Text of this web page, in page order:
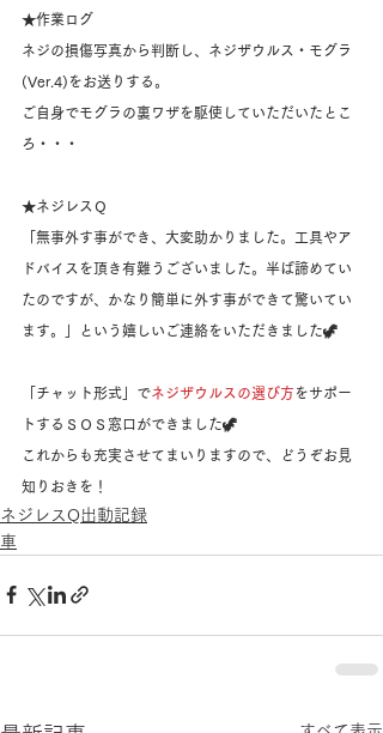
★作業ログ
ネジの損傷写真から判断し、ネジザウルス・モグラ
(Ver.4)をお送りする。
ご自身でモグラの裏ワザを駆使していただいたとこ
ろ・・・
★ネジレスＱ
「無事外す事ができ、大変助かりました。工具やア
ドバイスを頂き有難うございました。半ば諦めてい
たのですが、かなり簡単に外す事ができて驚いてい
ます。」という嬉しいご連絡をいただきました🦖
「チャット形式」でネジザウルスの選び方 をサポー
トするＳＯＳ窓口ができました🦖
これからも充実させてまいりますので、どうぞお見
知りおきを！
ネジレスQ出動記録
車